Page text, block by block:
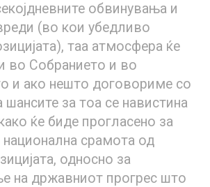
обвинувања и
(во кои убедливо
таа атмосфера ќе
во Собранието и во
и ако нешто договориме со
шансите за тоа се навистина
ќе биде прогласено за
срамота од
односно за
на државниот прогрес што